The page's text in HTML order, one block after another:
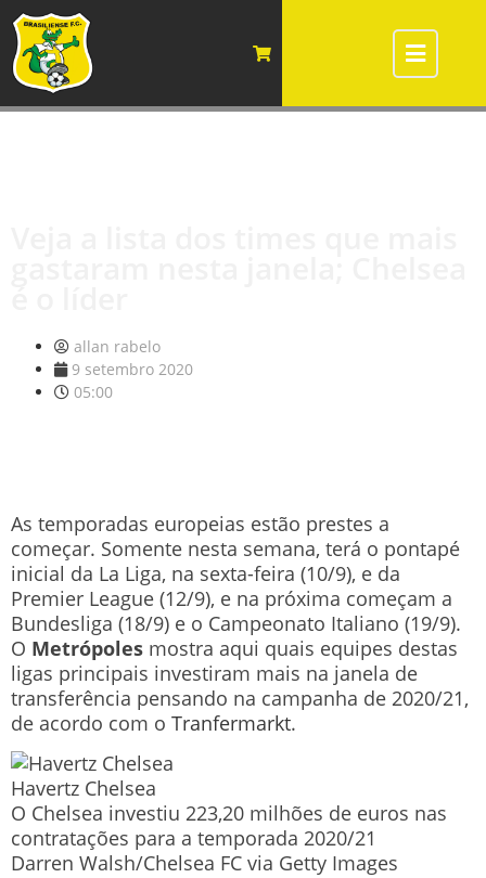
allan rabelo
9 setembro 2020
05:00
As temporadas europeias estão prestes a
começar. Somente nesta semana, terá o pontapé
inicial da La Liga, na sexta-feira (10/9), e da
Premier League (12/9), e na próxima começam a
Bundesliga (18/9) e o Campeonato Italiano (19/9).
O Metrópoles mostra aqui quais equipes destas
ligas principais investiram mais na janela de
transferência pensando na campanha de 2020/21,
de acordo com o Tranfermarkt.
Havertz Chelsea
O Chelsea investiu 223,20 milhões de euros nas
contratações para a temporada 2020/21
Darren Walsh/Chelsea FC via Getty Images